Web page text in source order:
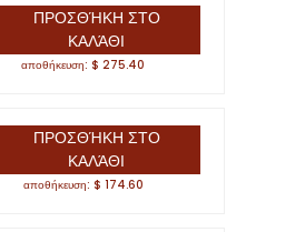
ΠΡΟΣΘΉΚΗ ΣΤΟ
ΚΑΛΆΘΙ
αποθήκευση: $ 275.40
ΠΡΟΣΘΉΚΗ ΣΤΟ
ΚΑΛΆΘΙ
αποθήκευση: $ 174.60